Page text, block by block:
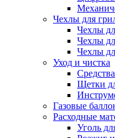
Чехлы для
Чехлы
Чехлы
Чехлы
Уход и чистка
Щетки
Газовые
Расходные
Уголь